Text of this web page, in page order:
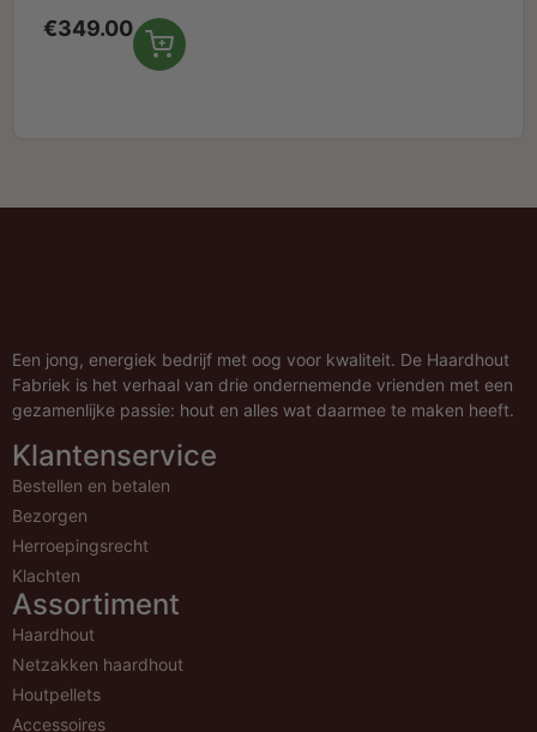
€349.00
Een jong, energiek bedrijf met oog voor kwaliteit. De Haardhout
Fabriek is het verhaal van drie ondernemende vrienden met een
gezamenlijke passie: hout en alles wat daarmee te maken heeft.
Klantenservice
Bestellen en betalen
Bezorgen
Herroepingsrecht
Klachten
Assortiment
Haardhout
Netzakken haardhout
Houtpellets
Accessoires